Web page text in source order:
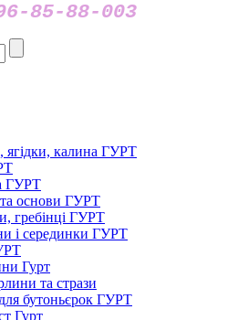
85-88-003
ягідки, калина ГУРТ
ГУРТ
основи ГУРТ
гребінці ГУРТ
і серединки ГУРТ
Гурт
та стрази
бутоньєрок ГУРТ
Гурт